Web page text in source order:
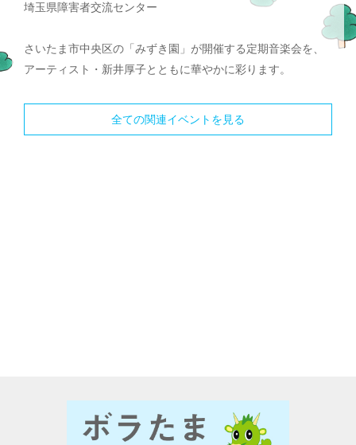
埼玉県障害者交流センター
さいたま市中央区の「みずき園」が開催する定期音楽会を、
アーティスト・新井厚子とともに華やかに彩ります。
全ての関連イベントを見る